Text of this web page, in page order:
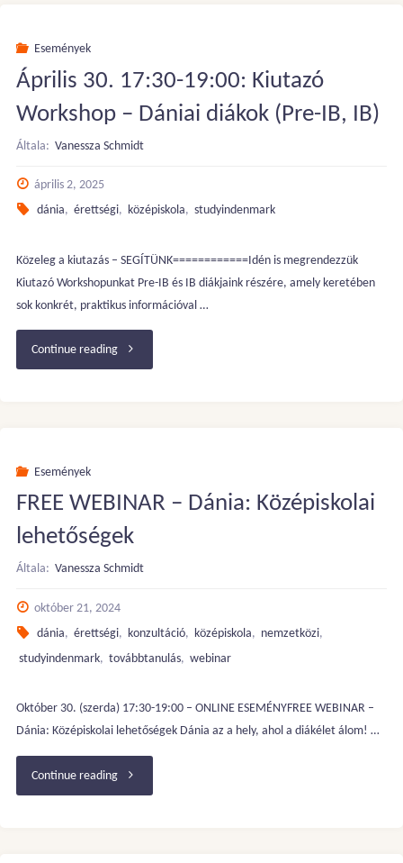
lehetőségek
–
Események
Április 30. 17:30-19:00: Kiutazó
Workshop – Dániai diákok (Pre-IB, IB)
Általa: Vanessza Schmidt
április 2, 2025
dánia, érettségi, középiskola, studyindenmark
Közeleg a kiutazás – SEGÍTÜNK============Idén is megrendezzük
Kiutazó Workshopunkat Pre-IB és IB diákjaink részére, amely keretében
sok konkrét, praktikus információval …
Continue reading"Április
Kiutazó
Workshop
diákok
IB,
IB)"
Események
FREE WEBINAR – Dánia: Középiskolai
lehetőségek
Általa: Vanessza Schmidt
október 21, 2024
dánia, érettségi, konzultáció, középiskola, nemzetközi,
studyindenmark, továbbtanulás, webinar
Október 30. (szerda) 17:30-19:00 – ONLINE ESEMÉNYFREE WEBINAR –
Dánia: Középiskolai lehetőségek Dánia az a hely, ahol a diákélet álom! …
Continue reading"FREE